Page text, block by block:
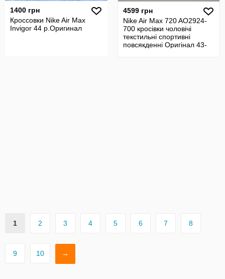
1400 грн
Кроссовки Nike Air Max
Invigor 44 р.Оригинал
4599 грн
Nike Air Max 720 AO2924-
700 кросівки чоловічі
текстильні спортивні
повсякденні Оригінал 43-
1 2 3 4 5 6 7 8
9 10 →